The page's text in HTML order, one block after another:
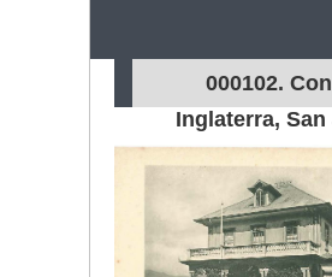
000102.
Inglaterra,